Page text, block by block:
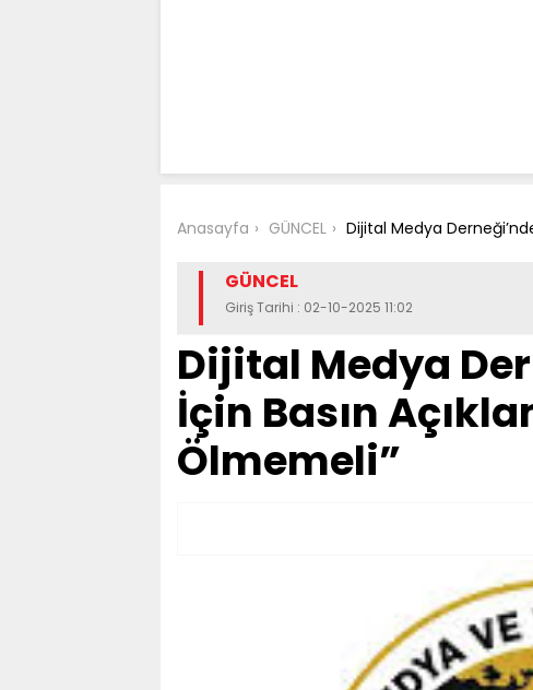
Anasayfa GÜNCEL Dijital Medya
GÜNCEL
Giriş Tarihi : 02-10-2025 11:02
Dijital Medya
İçin Basın
Ölmemeli”